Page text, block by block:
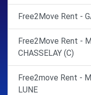
Free2Move Rent -
Free2Move Rent -
CHASSELAY (C)
Free2move Rent -
LUNE